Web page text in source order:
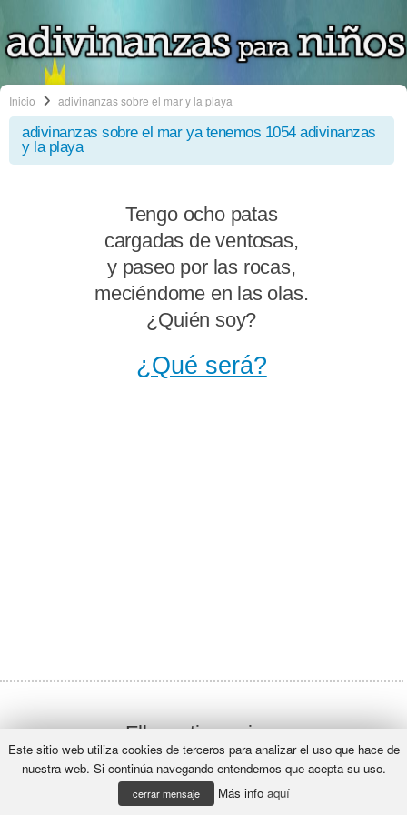
Inicio adivinanzas sobre el mar y la playa
ya tenemos 1054 adivinanzas
adivinanzas sobre el mar
y la playa
Tengo ocho patas
cargadas de ventosas,
y paseo por las rocas,
meciéndome en las olas.
¿Quién soy?
¿Qué será?
Ella no tiene pies,
y si te descuidas,
parece un pez.
Este sitio web utiliza cookies de terceros para analizar el uso que hace de
nuestra web. Si continúa navegando entendemos que acepta su uso.
cerrar mensaje Más info aquí